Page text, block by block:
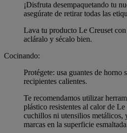
¡Disfruta desempaquetando tu
asegúrate de retirar todas las
Lava tu producto Le Creuset
acláralo y sécalo bien.
Cocinando:
Protégete: usa guantes de horno
recipientes calientes.
Te recomendamos utilizar
plástico resistentes al calor de
cuchillos ni utensilios metálicos,
marcas en la superficie